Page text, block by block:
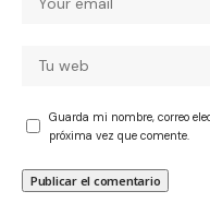
Guarda mi nombre, correo
próxima vez que comente.